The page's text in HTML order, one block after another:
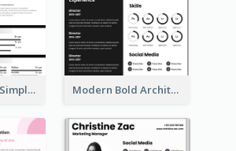
Gray Creative Simple Resume Modern Bold Architect Resume